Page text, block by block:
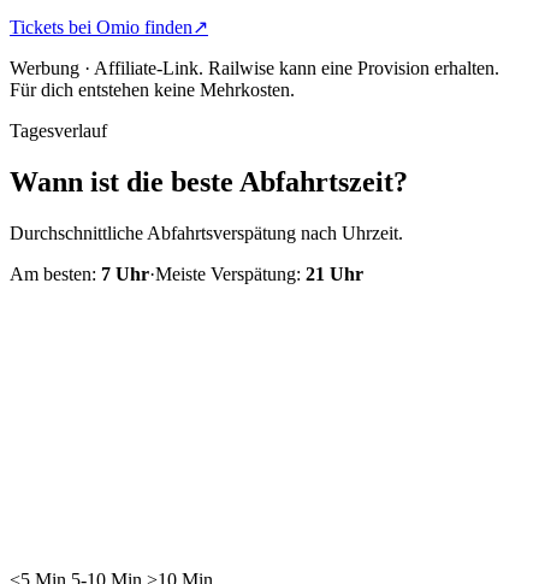
Tickets bei Omio finden↗
Werbung · Affiliate-Link. Railwise kann eine Provision erhalten.
Für dich entstehen keine Mehrkosten.
Tagesverlauf
Wann ist die beste Abfahrtszeit?
Durchschnittliche Abfahrtsverspätung nach Uhrzeit.
Am besten: 7 Uhr·Meiste Verspätung: 21 Uhr
<5 Min 5-10 Min >10 Min